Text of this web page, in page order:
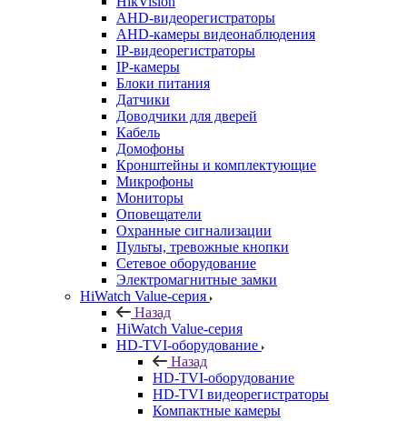
AHD-видеорегистраторы
AHD-камеры видеонаблюдения
IP-видеорегистраторы
IP-камеры
Блоки питания
Датчики
Доводчики для дверей
Кабель
Домофоны
Кронштейны и комплектующие
Микрофоны
Мониторы
Оповещатели
Охранные сигнализации
Пульты, тревожные кнопки
Сетевое оборудование
Электромагнитные замки
HiWatch Value-серия
Назад
HiWatch Value-серия
HD-TVI-оборудование
Назад
HD-TVI-оборудование
HD-TVI видеорегистраторы
Компактные камеры